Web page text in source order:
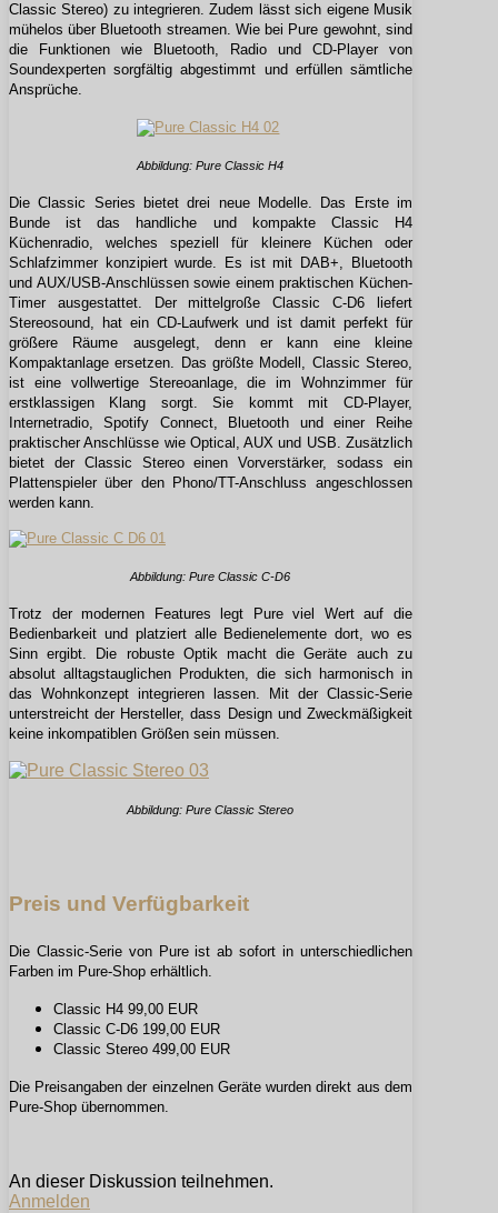
Classic Stereo) zu integrieren. Zudem lässt sich eigene Musik
mühelos über Bluetooth streamen. Wie bei Pure gewohnt, sind
die Funktionen wie Bluetooth, Radio und CD-Player von
Soundexperten sorgfältig abgestimmt und erfüllen sämtliche
Ansprüche.
Abbildung: Pure Classic H4
Die Classic Series bietet drei neue Modelle. Das Erste im
Bunde ist das handliche und kompakte Classic H4
Küchenradio, welches speziell für kleinere Küchen oder
Schlafzimmer konzipiert wurde. Es ist mit DAB+, Bluetooth
und AUX/USB-Anschlüssen sowie einem praktischen Küchen-
Timer ausgestattet. Der mittelgroße Classic C-D6 liefert
Stereosound, hat ein CD-Laufwerk und ist damit perfekt für
größere Räume ausgelegt, denn er kann eine kleine
Kompaktanlage ersetzen. Das größte Modell, Classic Stereo,
ist eine vollwertige Stereoanlage, die im Wohnzimmer für
erstklassigen Klang sorgt. Sie kommt mit CD-Player,
Internetradio, Spotify Connect, Bluetooth und einer Reihe
praktischer Anschlüsse wie Optical, AUX und USB. Zusätzlich
bietet der Classic Stereo einen Vorverstärker, sodass ein
Plattenspieler über den Phono/TT-Anschluss angeschlossen
werden kann.
Abbildung: Pure Classic C-D6
Trotz der modernen Features legt Pure viel Wert auf die
Bedienbarkeit und platziert alle Bedienelemente dort, wo es
Sinn ergibt. Die robuste Optik macht die Geräte auch zu
absolut alltagstauglichen Produkten, die sich harmonisch in
das Wohnkonzept integrieren lassen. Mit der Classic-Serie
unterstreicht der Hersteller, dass Design und Zweckmäßigkeit
keine inkompatiblen Größen sein müssen.
Abbildung: Pure Classic Stereo
Preis und Verfügbarkeit
Die Classic-Serie von Pure ist ab sofort in unterschiedlichen
Farben im Pure-Shop erhältlich.
Classic H4 99,00 EUR
Classic C-D6 199,00 EUR
Classic Stereo 499,00 EUR
Die Preisangaben der einzelnen Geräte wurden direkt aus dem
Pure-Shop übernommen.
An dieser Diskussion teilnehmen.
Anmelden